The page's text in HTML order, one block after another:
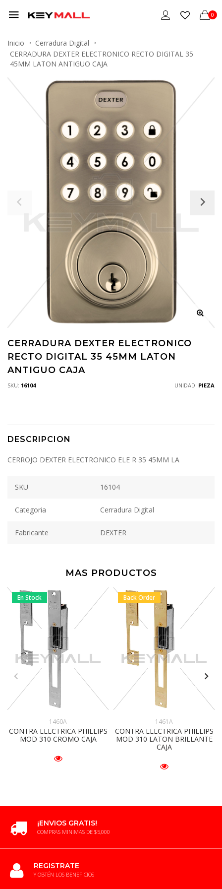
0
Inicio
Cerradura Digital
CERRADURA DEXTER ELECTRONICO RECTO DIGITAL 35
45MM LATON ANTIGUO CAJA
CERRADURA DEXTER ELECTRONICO
RECTO DIGITAL 35 45MM LATON
ANTIGUO CAJA
SKU: 16104 UNIDAD: PIEZA
DESCRIPCION
CERROJO DEXTER ELECTRONICO ELE R 35 45MM LA
SKU 16104
Categoria Cerradura Digital
Fabricante DEXTER
MAS PRODUCTOS
En Stock
1460A
CONTRA ELECTRICA PHILLIPS
MOD 310 CROMO CAJA
Back Order
1461A
CONTRA ELECTRICA PHILLIPS
MOD 310 LATON BRILLANTE
CAJA
¡ENVIOS GRATIS!
COMPRAS MINIMAS DE $5,000
REGISTRATE
Y OBTÉN LOS BENEFICIOS